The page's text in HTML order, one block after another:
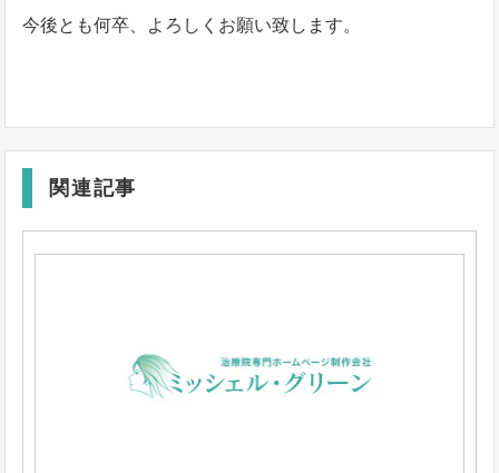
今後とも何卒、よろしくお願い致します。
関連記事